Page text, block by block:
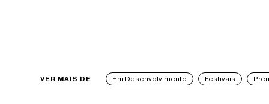
VER MAIS DE Em Desenvolvimento Festivais